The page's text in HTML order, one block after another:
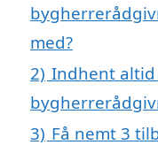
med?
2) Indhent
3) Få nemt 3